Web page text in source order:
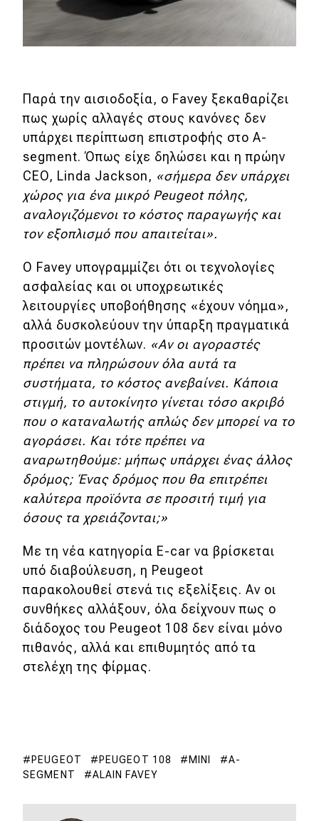
Παρά την αισιοδοξία, ο Favey ξεκαθαρίζει
πως χωρίς αλλαγές στους κανόνες δεν
υπάρχει περίπτωση επιστροφής στο Α-
segment. Όπως είχε δηλώσει και η πρώην
CEO, Linda Jackson, «σήμερα δεν υπάρχει
χώρος για ένα μικρό Peugeot πόλης,
αναλογιζόμενοι το κόστος παραγωγής και
τον εξοπλισμό που απαιτείται».
Ο Favey υπογραμμίζει ότι οι τεχνολογίες
ασφαλείας και οι υποχρεωτικές
λειτουργίες υποβοήθησης «έχουν νόημα»,
αλλά δυσκολεύουν την ύπαρξη πραγματικά
προσιτών μοντέλων. «Αν οι αγοραστές
πρέπει να πληρώσουν όλα αυτά τα
συστήματα, το κόστος ανεβαίνει. Κάποια
στιγμή, το αυτοκίνητο γίνεται τόσο ακριβό
που ο καταναλωτής απλώς δεν μπορεί να το
αγοράσει. Και τότε πρέπει να
αναρωτηθούμε: μήπως υπάρχει ένας άλλος
δρόμος; Ένας δρόμος που θα επιτρέπει
καλύτερα προϊόντα σε προσιτή τιμή για
όσους τα χρειάζονται;»
Με τη νέα κατηγορία E-car να βρίσκεται
υπό διαβούλευση, η Peugeot
παρακολουθεί στενά τις εξελίξεις. Αν οι
συνθήκες αλλάξουν, όλα δείχνουν πως ο
διάδοχος του Peugeot 108 δεν είναι μόνο
πιθανός, αλλά και επιθυμητός από τα
στελέχη της φίρμας.
PEUGEOT PEUGEOT 108 ΜΙΝΙ
Α-
SEGMENT
ALAIN FAVEY